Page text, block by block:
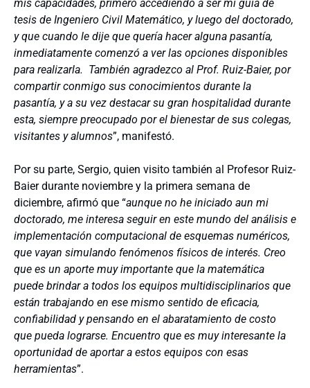
mis capacidades, primero accediendo a ser mi guía de
tesis de Ingeniero Civil Matemático, y luego del doctorado,
y que cuando le dije que quería hacer alguna pasantía,
inmediatamente comenzó a ver las opciones disponibles
para realizarla. También agradezco al Prof. Ruiz-Baier, por
compartir conmigo sus conocimientos durante la
pasantía, y a su vez destacar su gran hospitalidad durante
esta, siempre preocupado por el bienestar de sus colegas,
visitantes y alumnos”, manifestó.
Por su parte, Sergio, quien visito también al Profesor Ruiz-
Baier durante noviembre y la primera semana de
diciembre, afirmó que “aunque no he iniciado aun mi
doctorado, me interesa seguir en este mundo del análisis e
implementación computacional de esquemas numéricos,
que vayan simulando fenómenos físicos de interés. Creo
que es un aporte muy importante que la matemática
puede brindar a todos los equipos multidisciplinarios que
están trabajando en ese mismo sentido de eficacia,
confiabilidad y pensando en el abaratamiento de costo
que pueda lograrse. Encuentro que es muy interesante la
oportunidad de aportar a estos equipos con esas
herramientas”.